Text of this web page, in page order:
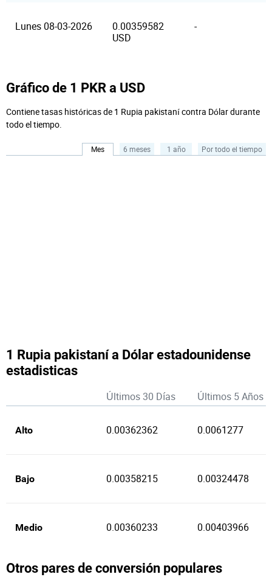
Lunes 08-03-2026
0.00359582
USD
-
Gráfico de 1 PKR a USD
Contiene tasas históricas de 1 Rupia pakistaní contra Dólar durante
todo el tiempo.
Mes 6 meses 1 año Por todo el tiempo
1 Rupia pakistaní a Dólar estadounidense
estadisticas
Últimos 30 Días Últimos 5 Años
Alto 0.00362362 0.0061277
Bajo 0.00358215 0.00324478
Medio 0.00360233 0.00403966
Otros pares de conversión populares